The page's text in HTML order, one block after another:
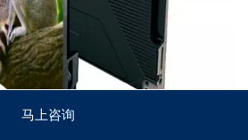
马上咨询